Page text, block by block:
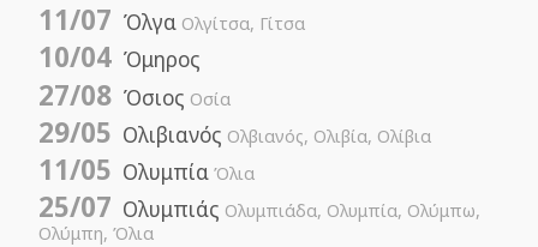
11/07 Όλγα Ολγίτσα, Γίτσα
10/04 Όμηρος
27/08 Όσιος Οσία
29/05 Ολιβιανός Ολβιανός, Ολιβία, Ολίβια
11/05 Ολυμπία Όλια
25/07 Ολυμπιάς Ολυμπιάδα, Ολυμπία, Ολύμπω,
Ολύμπη, Όλια